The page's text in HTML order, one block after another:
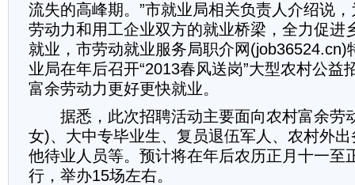
流失的高峰期。”市就业局相关负责人介绍说
劳动力和用工企业双方的就业桥梁，全力促进
就业，市劳动就业服务局职介网(job36524.cn)
业局在年后召开“2013春风送岗”大型农村公益
富余劳动力更好更快就业。
据悉，此次招聘活动主要面向农村富余劳
女)、大中专毕业生、复员退伍军人、农村外
他待业人员等。预计将在年后农历正月十一至
行，举办15场左右。